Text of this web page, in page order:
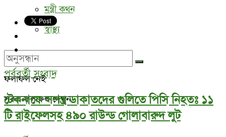
মন্ত্রী কথন
স্বাস্থ্য
ফলাফল নেই
সকল ফলাফল দেখুন
পূর্ববর্তী সংবাদ
টেকনাফে সশস্ত্র ডাকাতদের গুলিতে পিসি নিহতঃ ১১
টি রাইফেলসহ ৪৯০ রাউন্ড গোলাবারুদ লুট